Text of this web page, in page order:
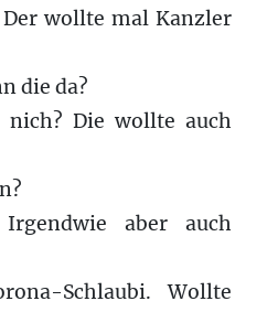
wollte mal Kanzler
die da?
nich? Die wollte auch
aber auch
Schlaubi. Wollte